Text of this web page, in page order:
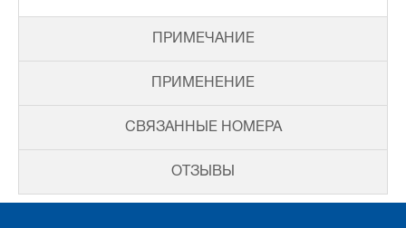
ПРИМЕЧАНИЕ
ПРИМЕНЕНИЕ
СВЯЗАННЫЕ НОМЕРА
ОТЗЫВЫ